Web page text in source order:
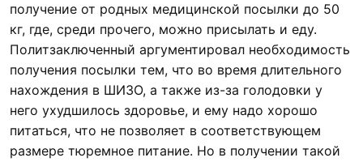
получение от родных медицинской посылки до 50
кг, где, среди прочего, можно присылать и еду.
Политзаключенный аргументировал необходимость
получения посылки тем, что во время длительного
нахождения в ШИЗО, а также из-за голодовки у
него ухудшилось здоровье, и ему надо хорошо
питаться, что не позволяет в соответствующем
размере тюремное питание. Но в получении такой